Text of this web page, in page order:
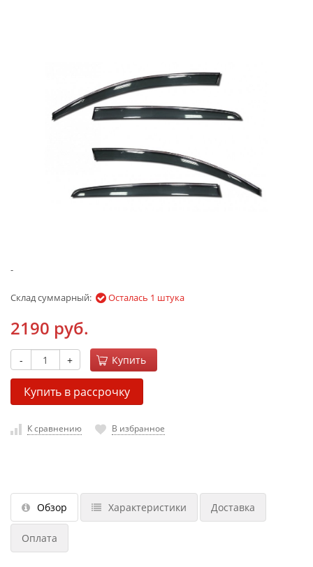
-
Склад суммарный: Осталась 1 штука
2190 руб.
- + Купить
Купить в рассрочку
К сравнению В избранное
Обзор Характеристики Доставка
Оплата